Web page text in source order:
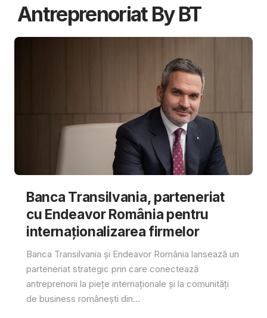
Antreprenoriat By BT
Banca Transilvania, parteneriat
cu Endeavor România pentru
internaționalizarea firmelor
Banca Transilvania și Endeavor România lansează un
parteneriat strategic prin care conectează
antreprenorii la piețe internaționale și la comunități
de business românești din...